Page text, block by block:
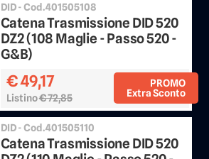
DID - Cod.401505108
Catena Trasmissione DID 520
DZ2 (108 Maglie - Passo 520 -
G&B)
PROMO
Extra Sconto
€ 49,17
Listino€ 72,85 Sconto 25%
DID - Cod.401505110
Catena Trasmissione DID 520